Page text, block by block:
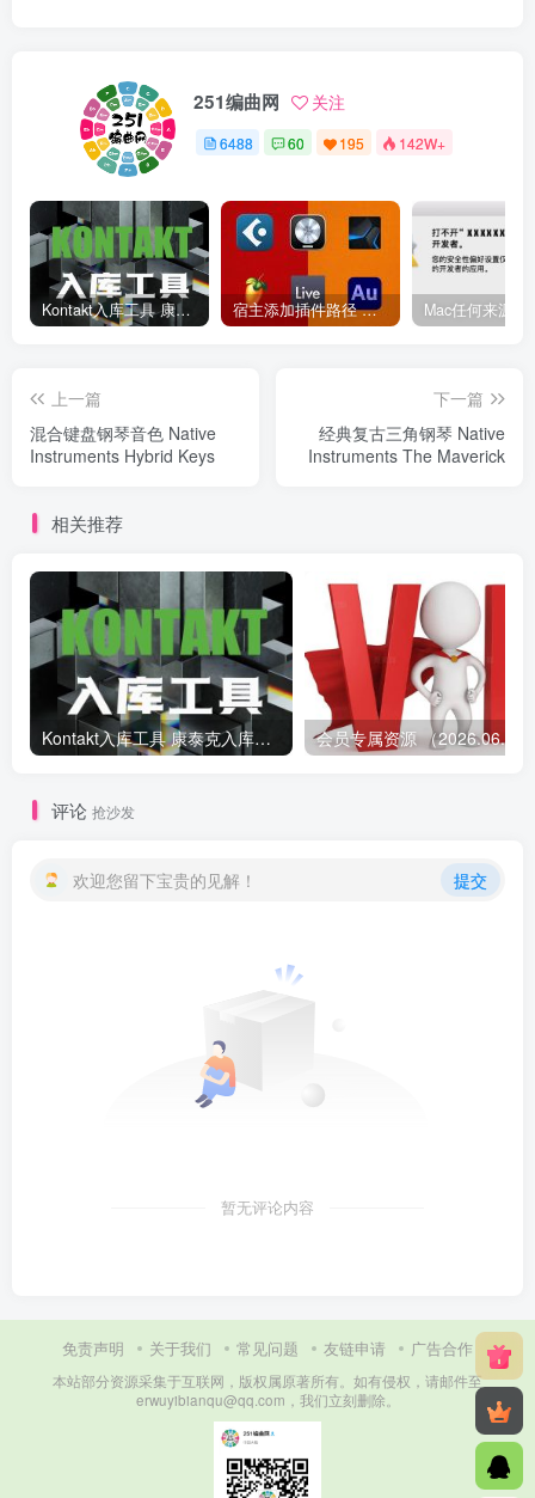
251编曲网 关注
6488 60 195 142W+
Kontakt入库工具 康泰克入库教程 宿主添加插件路径 插件路径设置 VSTPlugins路径
上一篇
混合键盘钢琴音色 Native
Instruments Hybrid Keys
下一篇
经典复古三角钢琴 Native
Instruments The Maverick
相关推荐
Kontakt入库工具 康泰克入库教程
评论 抢沙发
欢迎您留下宝贵的见解！ 提交
暂无评论内容
免责声明 关于我们 常见问题 友链申请 广告合作
本站部分资源采集于互联网，版权属原著所有。如有侵权，请邮件至
erwuyibianqu@qq.com，我们立刻删除。